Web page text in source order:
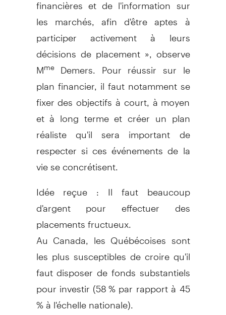
les marchés, afin d'être aptes à
participer activement à leurs
décisions de placement », observe
MmeDemers. Pour réussir sur le
plan financier, il faut notamment se
fixer des objectifs à court, à moyen
et à long terme et créer un plan
réaliste qu'il sera important de
respecter si ces événements de la
vie se concrétisent.
Idée reçue : Il faut beaucoup
d'argent pour effectuer des
placements fructueux.
Au Canada, les Québécoises sont
les plus susceptibles de croire qu'il
faut disposer de fonds substantiels
pour investir (58 % par rapport à 45
% à l'échelle nationale).